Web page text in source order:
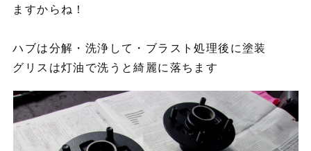
ますからね！
ハブは分解・洗浄して・ブラスト処理後に塗装
グリスは灯油で洗うと綺麗に落ちます